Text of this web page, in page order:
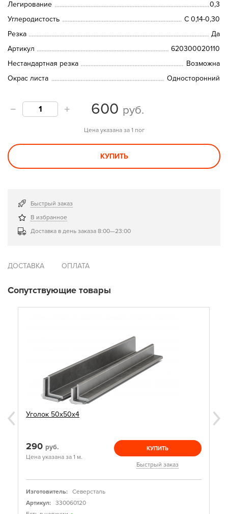
Легирование
0,3
Углеродистость
C 0,14-0,30
Резка
Да
Артикул
620300020110
Нестандартная резка
Возможна
Окрас листа
Односторонний
600 руб.
Цена указана за 1 пог
КУПИТЬ
Быстрый заказ
В избранное
Доставка в день заказа 8:00—23:00
ДОСТАВКА ОПЛАТА
Сопутствующие товары
Уголок 50х50х4
290 руб.
Цена указана за 1 м.
КУПИТЬ
Быстрый заказ
Изготовитель:
Северсталь
Артикул:
330060120